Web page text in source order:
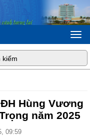
Hùng Vương
năm 2025
09:59